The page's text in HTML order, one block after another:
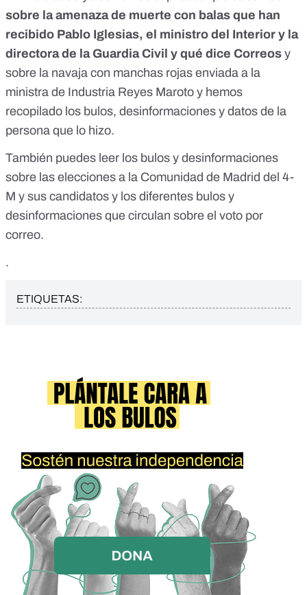
sobre la amenaza de muerte con balas que han
recibido Pablo Iglesias, el ministro del Interior y la
directora de la Guardia Civil y qué dice Correos y
sobre la navaja con manchas rojas enviada a la
ministra de Industria Reyes Maroto y hemos
recopilado los bulos, desinformaciones y datos de la
persona que lo hizo.
También puedes leer los bulos y desinformaciones
sobre las elecciones a la Comunidad de Madrid del 4-
M y sus candidatos y los diferentes bulos y
desinformaciones que circulan sobre el voto por
correo.
.
ETIQUETAS: